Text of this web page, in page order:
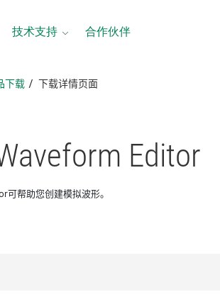
技术支持 合作伙伴
下载 下载详情页面
Editor
帮助您创建模拟波形。